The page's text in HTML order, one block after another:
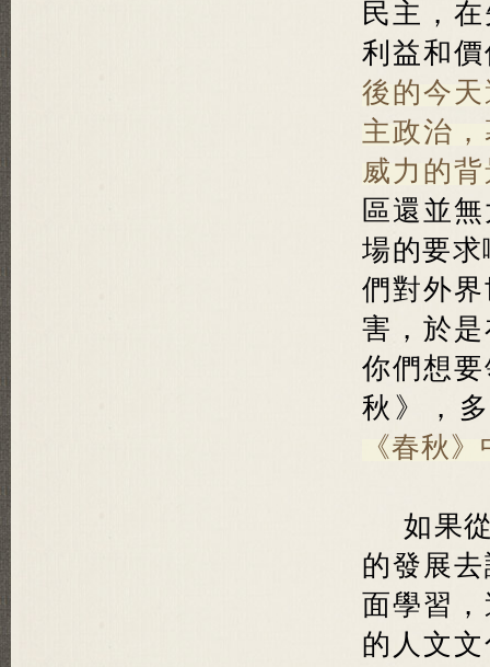
民主，
利益和
後的今
主政治
威力的
區還並
場的要
們對外
害，於
你們想
秋》，
《春秋》
如果
的發展
面學習
的人文